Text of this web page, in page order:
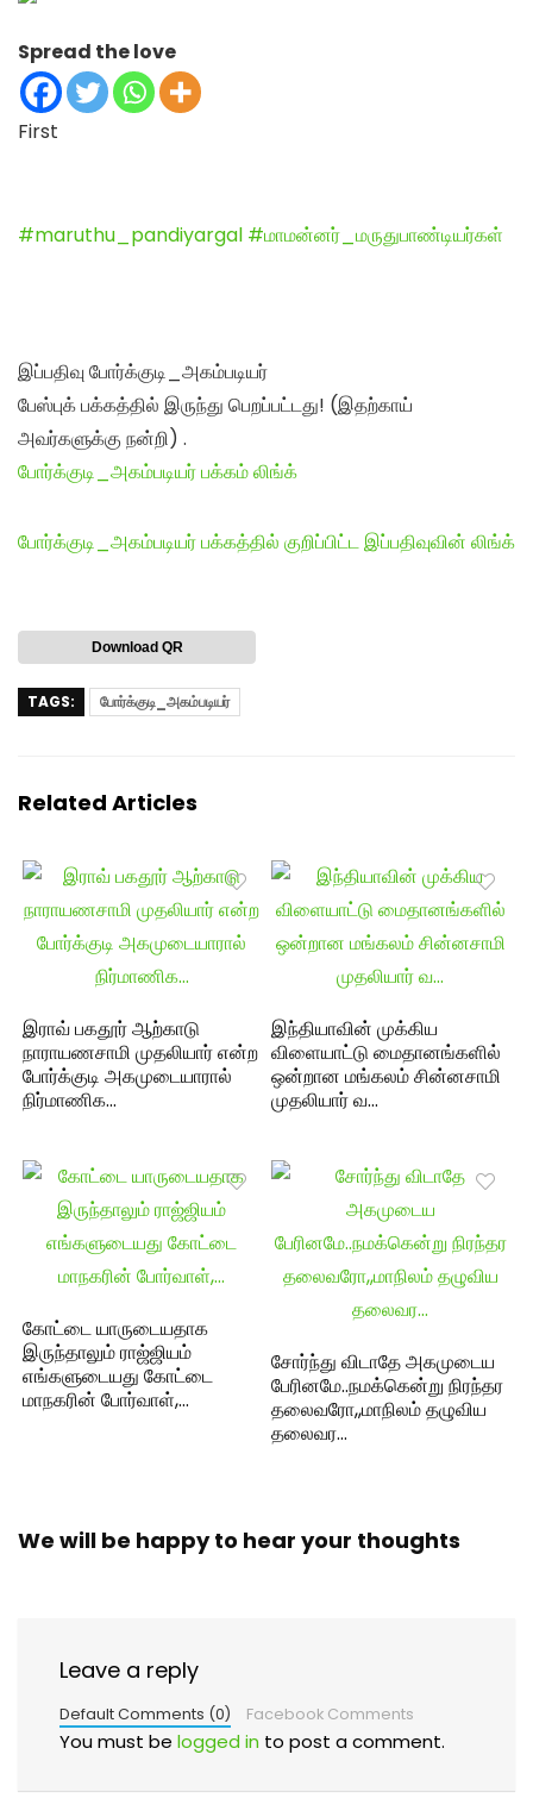
Spread the love
First
#maruthu_pandiyargal #மாமன்னர்_மருதுபாண்டியர்கள்
இப்பதிவு போர்க்குடி_அகம்படியர்
பேஸ்புக் பக்கத்தில் இருந்து பெறப்பட்டது! (இதற்காய்
அவர்களுக்கு நன்றி) .
போர்க்குடி_அகம்படியர் பக்கம் லிங்க்
போர்க்குடி_அகம்படியர் பக்கத்தில் குறிப்பிட்ட இப்பதிவுவின் லிங்க்
Download QR
TAGS: போர்க்குடி_அகம்படியர்
Related Articles
இராவ் பகதூர் ஆற்காடு
நாராயணசாமி முதலியார் என்ற
போர்க்குடி அகமுடையாரால்
நிர்மாணிக…
இந்தியாவின் முக்கிய
விளையாட்டு மைதானங்களில்
ஒன்றான மங்கலம் சின்னசாமி
முதலியார் வ…
கோட்டை யாருடையதாக
இருந்தாலும் ராஜ்ஜியம்
எங்களுடையது கோட்டை
மாநகரின் போர்வாள்,…
சோர்ந்து விடாதே அகமுடைய
பேரினமே..நமக்கென்று நிரந்தர
தலைவரோ,,மாநிலம் தழுவிய
தலைவர…
We will be happy to hear your thoughts
Leave a reply
Default Comments (0) Facebook Comments
You must be logged in to post a comment.